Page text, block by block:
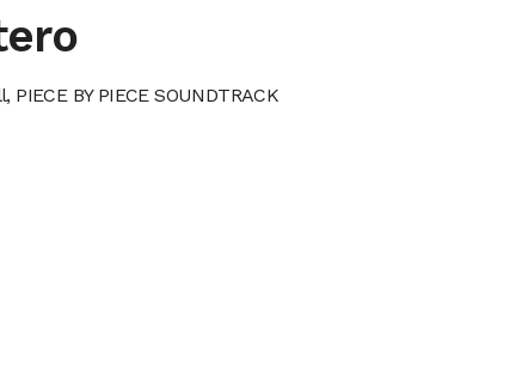
PIECE BY PIECE SOUNDTRACK